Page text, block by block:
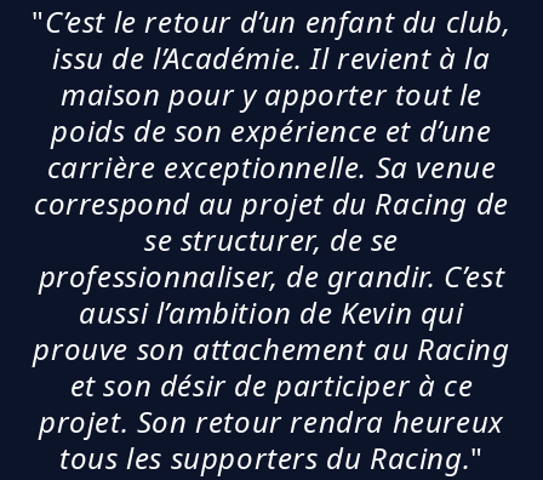
"C’est le retour d’un enfant du club,
issu de l’Académie. Il revient à la
maison pour y apporter tout le
poids de son expérience et d’une
carrière exceptionnelle. Sa venue
correspond au projet du Racing de
se structurer, de se
professionnaliser, de grandir. C’est
aussi l’ambition de Kevin qui
prouve son attachement au Racing
et son désir de participer à ce
projet. Son retour rendra heureux
tous les supporters du Racing."